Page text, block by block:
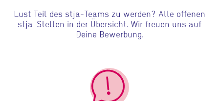
Lust Teil des stja-Teams zu werden? Alle offenen
stja-Stellen in der Übersicht. Wir freuen uns auf
Deine Bewerbung.
Gehe zu Ziele und Werte